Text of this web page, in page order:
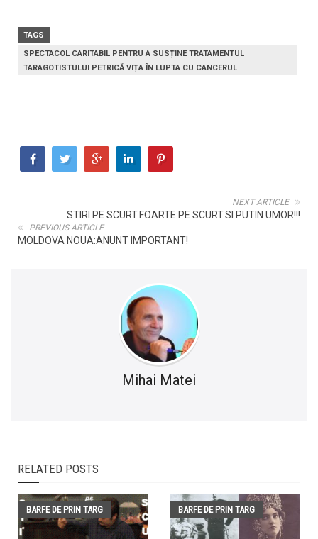
TAGS
SPECTACOL CARITABIL PENTRU A SUSȚINE TRATAMENTUL
TARAGOTISTULUI PETRICĂ VIȚA ÎN LUPTA CU CANCERUL
NEXT ARTICLE
STIRI PE SCURT.FOARTE PE SCURT.SI PUTIN UMOR!!!
PREVIOUS ARTICLE
MOLDOVA NOUA:ANUNT IMPORTANT!
Mihai Matei
RELATED POSTS
BARFE DE PRIN TARG BARFE DE PRIN TARG